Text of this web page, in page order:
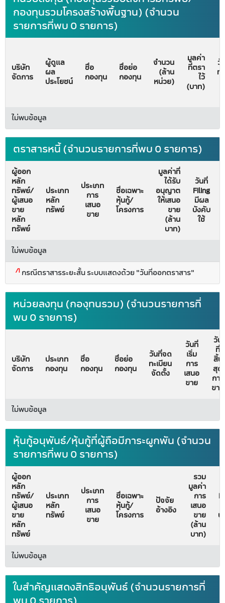
กองทุนรวมโครงสร้างพื้นฐาน) (จำนวน
รายการที่พบ 0 รายการ)
บริษัท
จัดการ
ผู้ดูแล
ผล
ประโยชน์
ชื่อ
กองทุน
ชื่อย่อ
กองทุน
จำนวน
(ล้าน
หน่วย)
มูลค่า
ที่ตรา
ไว้
(บาท)
วั
ท
ไม่พบข้อมูล
ตราสารหนี้ (จำนวนรายการที่พบ 0 รายการ)
ผู้ออก
หลัก
ทรัพย์/
ผู้เสนอ
ขาย
หลัก
ทรัพย์
ประเภท
หลัก
ทรัพย์
ประเภท
การ
เสนอ
ขาย
ชื่อเฉพาะ
หุ้นกู้/
โครงการ
มูลค่าที่
ได้รับ
อนุญาต
ให้เสนอ
ขาย
(ล้าน
บาท)
วันที่
Filing
มีผล
บังคับ
ใช้
ไม่พบข้อมูล
/1 กรณีตราสารระยะสั้น ระบบแสดงด้วย "วันที่ออกตราสาร"
หน่วยลงทุน (กองุทนรวม) (จำนวนรายการที่
พบ 0 รายการ)
บริษัท
จัดการ
ประเภท
กองทุน
ชื่อ
กองทุน
ชื่อย่อ
กองทุน
วันที่จด
ทะเบียน
จัดตั้ง
วันที่
เริ่ม
การ
เสนอ
ขาย
วัน
ที่
สิ้น
สุด
การ
ขาย
ไม่พบข้อมูล
หุ้นกู้อนุพันธ์/หุ้นกู้ที่ผู้ถือมีภาระผูกพัน (จำนวน
รายการที่พบ 0 รายการ)
ผู้ออก
หลัก
ทรัพย์/
ผู้เสนอ
ขาย
หลัก
ทรัพย์
ประเภท
หลัก
ทรัพย์
ประเภท
การ
เสนอ
ขาย
ชื่อเฉพาะ
หุ้นกู้/
โครงการ
ปัจจัย
อ้างอิง
รวม
มูลค่า
การ
เสนอ
ขาย
(ล้าน
บาท)
บั
ไม่พบข้อมูล
ใบสำคัญแสดงสิทธิอนุพันธ์ (จำนวนรายการที่